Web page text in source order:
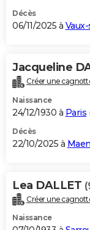
Décès
06/11/2025 à
Jacqueline
Créer une
Naissance
24/12/1930 à Paris
Décès
22/10/2025 à
Lea DALLET
Créer une
Naissance